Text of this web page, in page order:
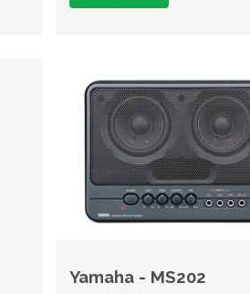
Yamaha - MS202